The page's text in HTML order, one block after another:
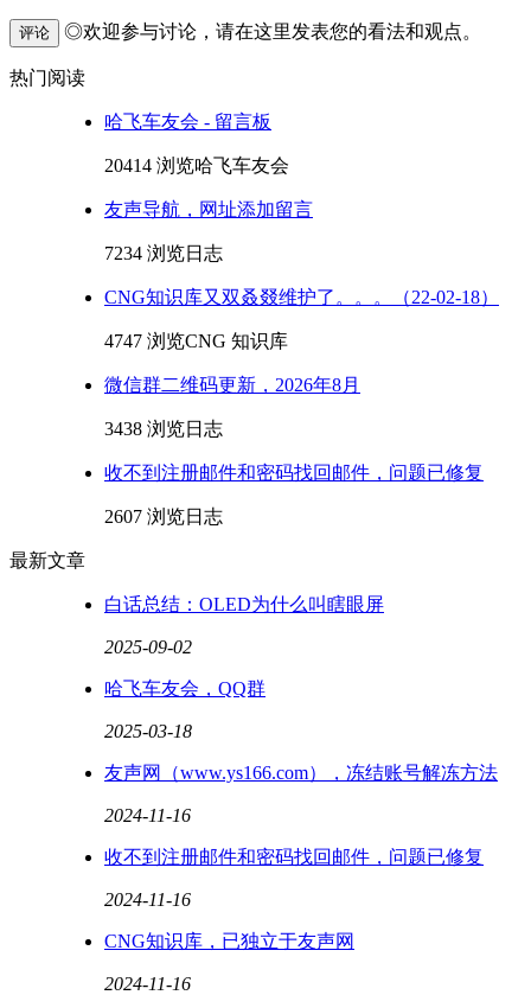
评论 ◎欢迎参与讨论，请在这里发表您的看法和观点。
热门阅读
哈飞车友会 - 留言板
20414 浏览哈飞车友会
友声导航，网址添加留言
7234 浏览日志
CNG知识库又双叒叕维护了。。。（22-02-18）
4747 浏览CNG 知识库
微信群二维码更新，2026年8月
3438 浏览日志
收不到注册邮件和密码找回邮件，问题已修复
2607 浏览日志
最新文章
白话总结：OLED为什么叫瞎眼屏
2025-09-02
哈飞车友会，QQ群
2025-03-18
友声网（www.ys166.com），冻结账号解冻方法
2024-11-16
收不到注册邮件和密码找回邮件，问题已修复
2024-11-16
CNG知识库，已独立于友声网
2024-11-16